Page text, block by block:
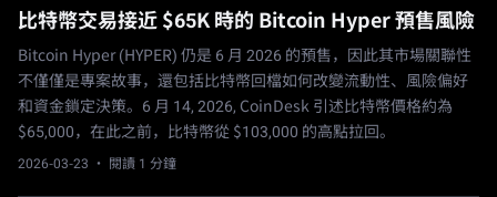
比特幣交易接近 $65K 時的 Bitcoin Hyper 預售風險
Bitcoin Hyper (HYPER) 仍是 6 月 2026 的預售，因此其市場關聯性
不僅僅是專案故事，還包括比特幣回檔如何改變流動性、風險偏好
和資金鎖定決策。6 月 14, 2026, CoinDesk 引述比特幣價格約為
$65,000，在此之前，比特幣從 $103,000 的高點拉回。
2026-03-23 · 閱讀 1 分鐘